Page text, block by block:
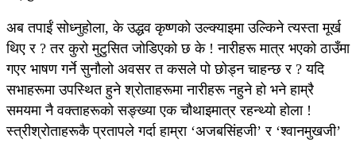
अब तपाईं सोध्नुहोला, के उद्धव कृष्णको उल्क्याइमा उल्किने त्यस्ता मूर्ख
थिए र ? तर कुरो मुटुसित जोडिएको छ के ! नारीहरू मात्र भएको ठाउँमा
गएर भाषण गर्ने सुनौलो अवसर त कसले पो छोड्न चाहन्छ र ? यदि
सभाहरूमा उपस्थित हुने श्रोताहरूमा नारीहरू नहुने हो भने हाम्रै
समयमा नै वक्ताहरूको सङ्ख्या एक चौथाइमात्र रहन्थ्यो होला !
स्त्रीश्रोताहरूकै प्रतापले गर्दा हाम्रा ‘अजबसिंहजी’ र ‘श्वानमुखजी’